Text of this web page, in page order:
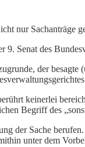
nur Sachanträge
Senat des
der
keinerlei
Begriff des
Sache
unter dem